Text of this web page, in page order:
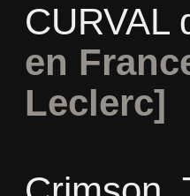
CURVAL
en
Leclerc]